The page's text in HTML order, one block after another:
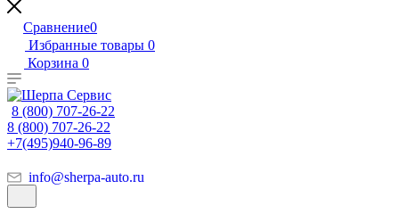
Сравнение0
Избранные товары 0
Корзина 0
8 (800) 707-26-22
8 (800) 707-26-22
+7(495)940-96-89
info@sherpa-auto.ru